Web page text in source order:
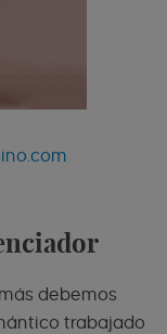
debemos
trabajado